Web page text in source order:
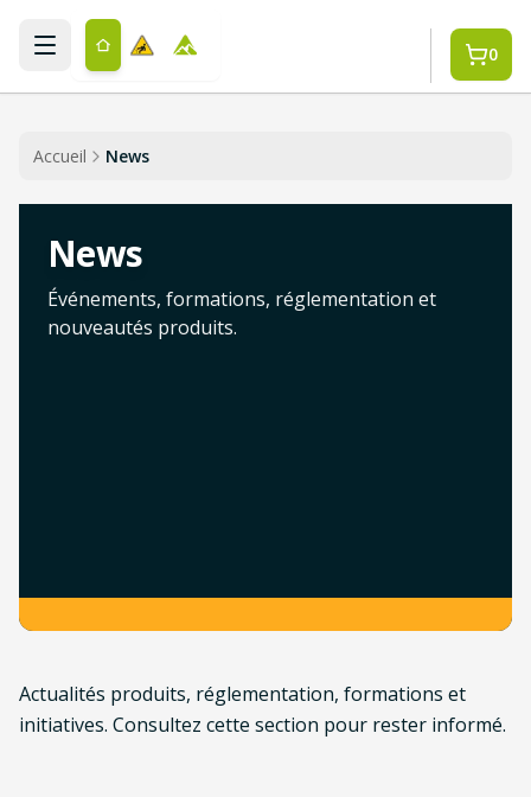
Aller au contenu principal
0
Accueil News
News
Événements, formations, réglementation et
nouveautés produits.
Actualités produits, réglementation, formations et
initiatives. Consultez cette section pour rester informé.